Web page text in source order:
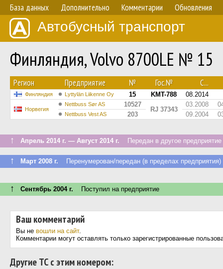
База данных Дополнительно Комментарии Обновления
Автобусный транспорт
Финляндия, Volvo 8700LE № 15
Регион Предприятие № Гос.№ С...
Финляндия Lyttylän Liikenne Oy 15 KMT-788 08.2014
Норвегия
Nettbuss Sør AS 10527
RJ 37343
03.2008
Nettbuss Vest AS 203 09.2004
↑ Апрель 2014 г. — Август 2014 г. Передан в другое предприятие
↑ Март 2008 г. Перенумерован/передан (в пределах предприятия)
↑ Сентябрь 2004 г. Поступил на предприятие
Ваш комментарий
Вы не вошли на сайт.
Комментарии могут оставлять только зарегистрированные
Другие ТС с этим номером: